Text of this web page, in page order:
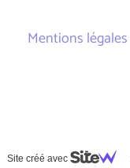
Mentions légales
Site créé avec